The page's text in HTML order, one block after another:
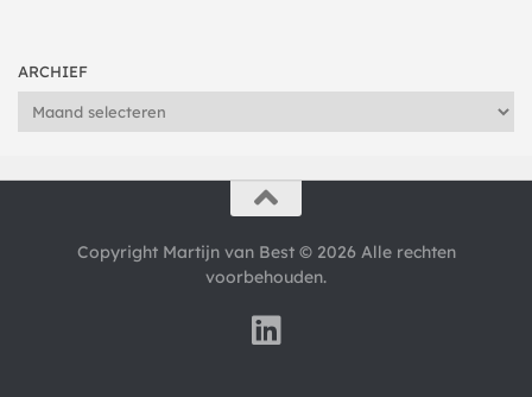
ARCHIEF
Archief
Copyright Martijn van Best © 2026 Alle rechten
voorbehouden.